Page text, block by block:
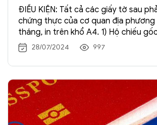
ĐIỀU KIỆN: Tất cả các giấy tờ sau
chứng thực của cơ quan địa
tháng, in trên khổ A4. 1) Hộ chiếu
trên 6 tháng sau khi kết thúc chuyến
và ghi rõ họ tên ở trang 03, còn ít […]
28/07/2024 997